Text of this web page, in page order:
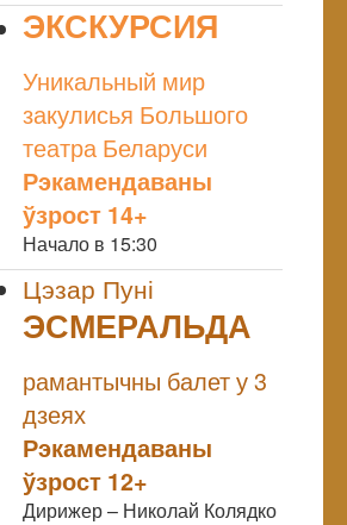
ЭКСКУРСИЯ
Уникальный мир
закулисья Большого
театра Беларуси
Рэкамендаваны
ўзрост 14+
Начало в 15:30
Цэзар Пуні
ЭСМЕРАЛЬДА
рамантычны балет у 3
дзеях
Рэкамендаваны
ўзрост 12+
Дирижер – Николай Колядко